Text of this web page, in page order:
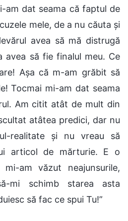
am dat seama că faptul de
mele, de a nu căuta și
avea să mă distrugă
avea să fie finalul meu. Ce
Așa că m-am grăbit să
Tocmai mi-am dat seama
Am citit atât de mult din
atâtea predici, dar nu
realitate și nu vreau să
articol de mărturie. E o
am văzut neajunsurile,
mi schimb starea asta
să fac ce spui Tu!”